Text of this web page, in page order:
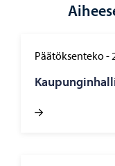
Päätöksenteko-